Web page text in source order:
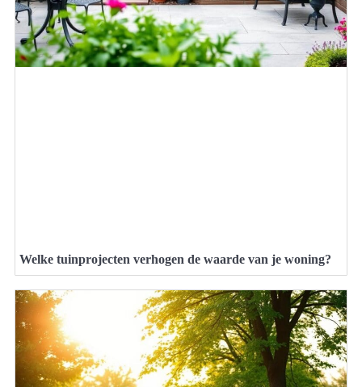
Welke tuinprojecten verhogen de waarde van je woning?